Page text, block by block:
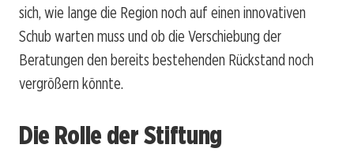
sich, wie lange die Region noch auf einen innovativen
Schub warten muss und ob die Verschiebung der
Beratungen den bereits bestehenden Rückstand noch
vergrößern könnte.
Die Rolle der Stiftung